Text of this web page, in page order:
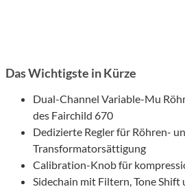
Das Wichtigste in Kürze
Dual-Channel Variable-Mu
des Fairchild 670
Dedizierte Regler für Röhren-
Transformatorsättigung
Calibration-Knob für
Sidechain mit Filtern, Tone